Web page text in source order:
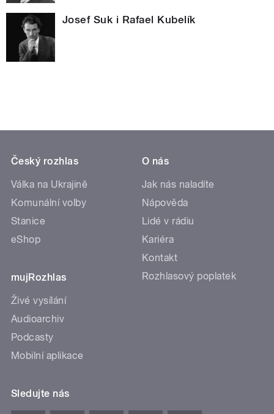
Josef Suk i Rafael Kubelík
Český rozhlas
Válka na Ukrajině
Komunální volby
Stanice
eShop
mujRozhlas
Živé vysílání
Audioarchiv
Podcasty
Mobilní aplikace
O nás
Jak nás naladíte
Nápověda
Lidé v rádiu
Kariéra
Kontakt
Rozhlasový poplatek
Sledujte nás